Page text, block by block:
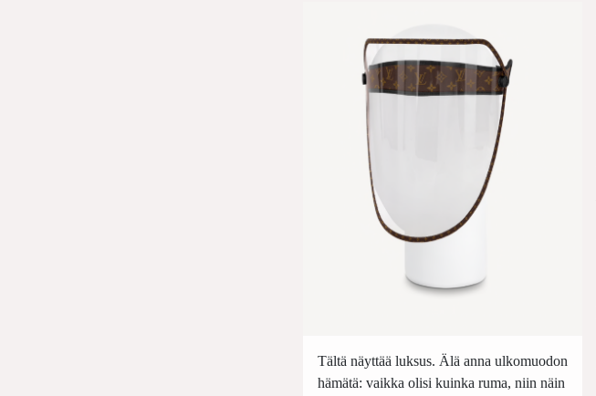
Tältä näyttää luksus. Älä anna ulkomuodon
hämätä: vaikka olisi kuinka ruma, niin näin